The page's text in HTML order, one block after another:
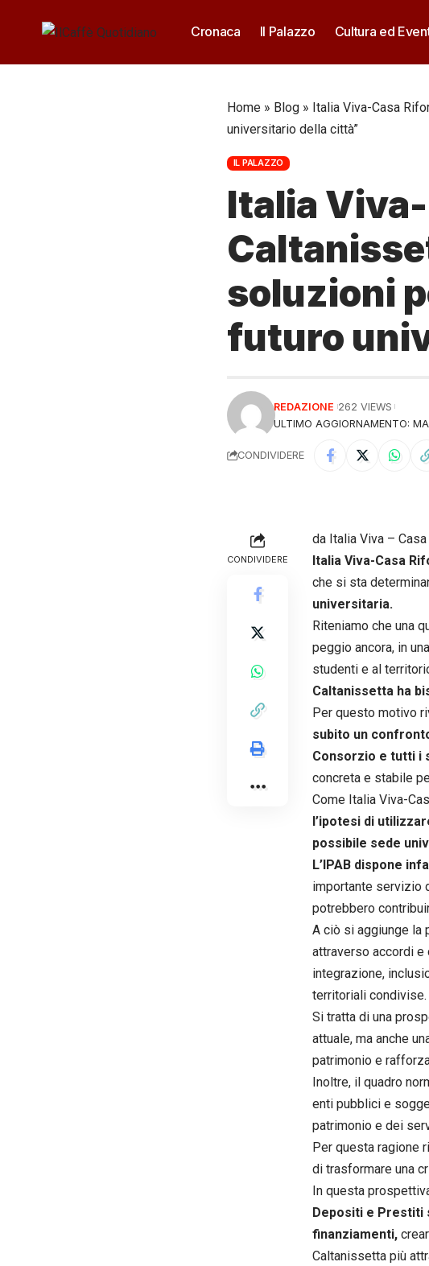
Cronaca Il Palazzo Cultura ed
Home » Blog » Italia Viva-Casa
universitario della città”
IL PALAZZO
Italia
soluzioni
futuro
ULTIMO AGGIORNAMENTO:
REDAZIONE 262 VIEWS
CONDIVIDERE
CONDIVIDERE
da Italia Viva –
Italia Viva-Casa
che si sta
universitaria.
Riteniamo che una
peggio ancora, in
studenti e al
Caltanissetta ha
Per questo motivo
subito un
Consorzio e tutti
concreta e stabile
Come Italia Viva-
l’ipotesi di
possibile sede
L’IPAB dispone
importante servizio
potrebbero
A ciò si aggiunge la
attraverso accordi
integrazione,
territoriali condivise.
Si tratta di una
attuale, ma anche
patrimonio e
Inoltre, il quadro
enti pubblici e
patrimonio e dei
Per questa ragione
di trasformare una
In questa
Depositi e Prestiti
finanziamenti,
Caltanissetta più